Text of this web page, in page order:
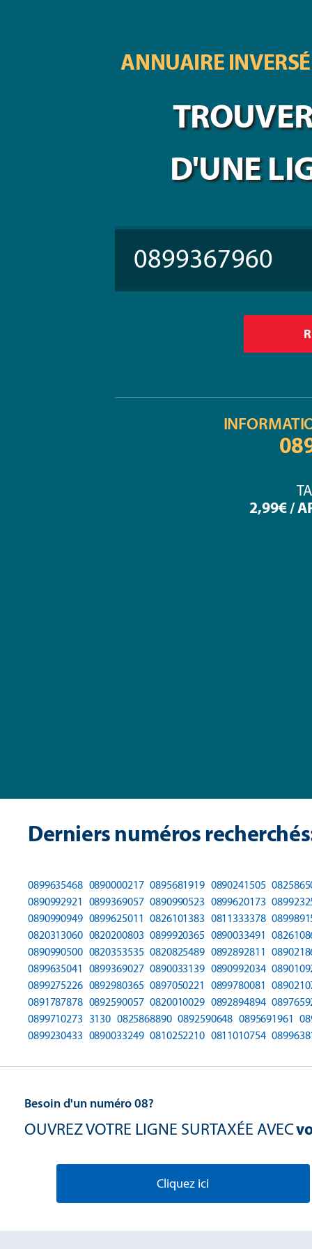
ANNUAIRE
D'UNE
2,99€ /
Derniers numéros
0899635468 0890000217 0895681919 0890241505
0890992921 0899369057 0890990523 0899620173
0890990949 0899625011 0826101383 0811333378
0820313060 0820200803 0899920365 0890033491
0890990500 0820353535 0820825489 0892892811
0899635041 0899369027 0890033139 0890992034
0899275226 0892980365 0897050221 0899780081
0891787878 0892590057 0820010029 0892894894
0899710273 3130 0825868890 0892590648 0895691961
0899230433 0890033249 0810252210 0811010754
Besoin d'un numéro 08?
OUVREZ VOTRE LIGNE SURTAXÉE AVEC
Cliquez ici